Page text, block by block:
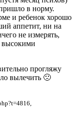
в норму.
и ребенок хорошо
аппетит, ни на
не измерять,
высокими
прогляжу
вылечить 🙁